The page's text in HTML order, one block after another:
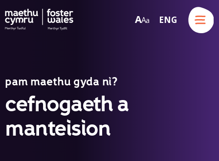
Skip to content
AA a ENG
Menu
pam maethu gyda ni?
cefnogaeth a
manteision